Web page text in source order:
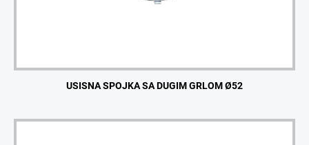
USISNA SPOJKA SA DUGIM GRLOM Ø52